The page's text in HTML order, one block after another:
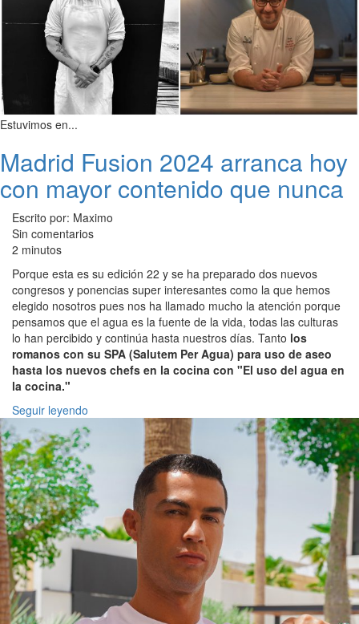
Estuvimos en...
Madrid Fusion 2024 arranca hoy
con mayor contenido que nunca
Escrito por: Maximo
Sin comentarios
2 minutos
Porque esta es su edición 22 y se ha preparado dos nuevos
congresos y ponencias super interesantes como la que hemos
elegido nosotros pues nos ha llamado mucho la atención porque
pensamos que el agua es la fuente de la vida, todas las culturas
lo han percibido y continúa hasta nuestros días. Tanto los
romanos con su SPA (Salutem Per Agua) para uso de aseo
hasta los nuevos chefs en la cocina con "El uso del agua en
la cocina."
Seguir leyendo